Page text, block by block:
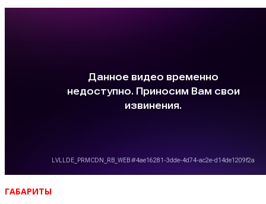
ГАБАРИТЫ